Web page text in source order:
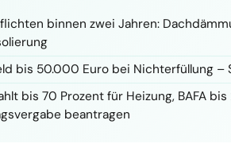
binnen zwei Jahren:
bis 50.000 Euro bei Nichterfüllung
bis 70 Prozent für Heizung, BAFA
beantragen